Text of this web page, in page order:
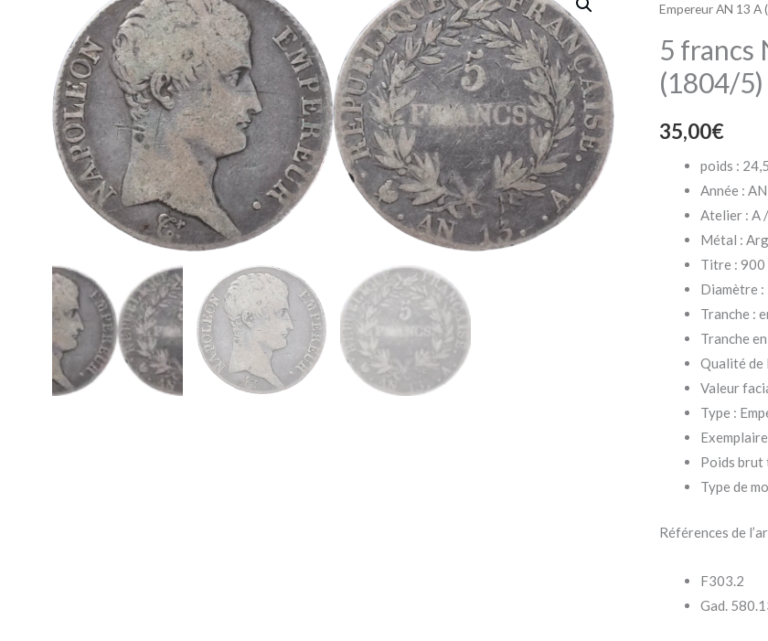
Empereur AN 13 A
5 francs
(1804/5)
35,00€
poids :
Année :
Atelier : A
Métal :
Titre :
Diamètre :
Tranche :
Tranche
Qualité de
Valeur
Type :
Poids brut
Type de
Références de
F303.2
Gad.